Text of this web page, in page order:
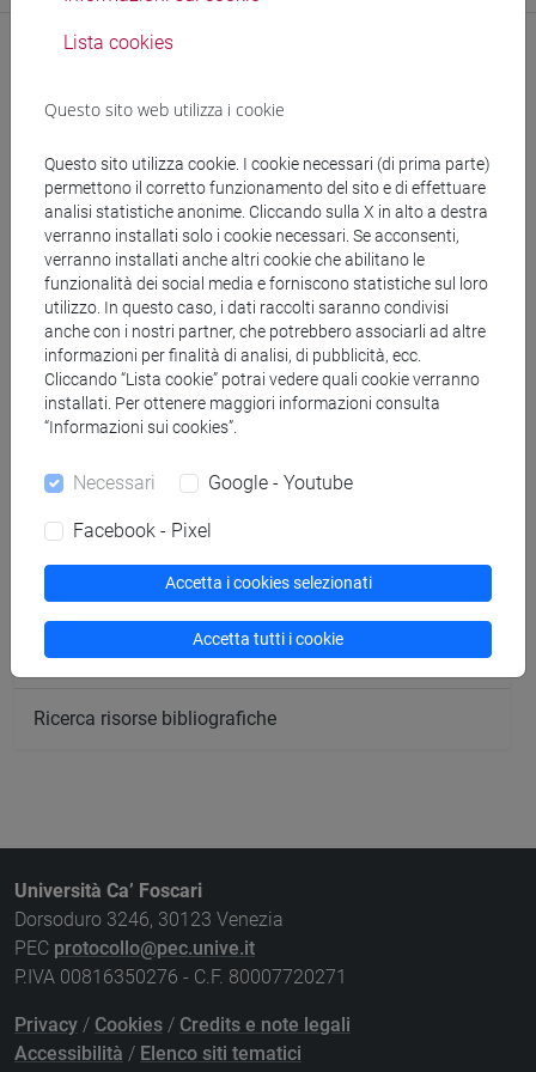
segui il feed
Cerca nel sito
Ricerca persone
Ricerca insegnamenti
Ricerca aule
Ricerca sedi
Ricerca strutture
Ricerca pubblicazioni
Ricerca risorse bibliografiche
Università Ca’ Foscari
Dorsoduro 3246, 30123 Venezia
PEC protocollo@pec.unive.it
P.IVA 00816350276 - C.F. 80007720271
Privacy / Cookies / Credits e note legali
Accessibilità / Elenco siti tematici
Lista cookies
Questo sito web utilizza i cookie
Questo sito utilizza cookie. I cookie necessari (di prima parte)
permettono il corretto funzionamento del sito e di effettuare
analisi statistiche anonime. Cliccando sulla X in alto a destra
verranno installati solo i cookie necessari. Se acconsenti,
verranno installati anche altri cookie che abilitano le
funzionalità dei social media e forniscono statistiche sul loro
utilizzo. In questo caso, i dati raccolti saranno condivisi
anche con i nostri partner, che potrebbero associarli ad altre
informazioni per finalità di analisi, di pubblicità, ecc.
Cliccando “Lista cookie” potrai vedere quali cookie verranno
installati. Per ottenere maggiori informazioni consulta
“Informazioni sui cookies”.
Necessari Google - Youtube
Facebook - Pixel
Accetta i cookies selezionati
Accetta tutti i cookie